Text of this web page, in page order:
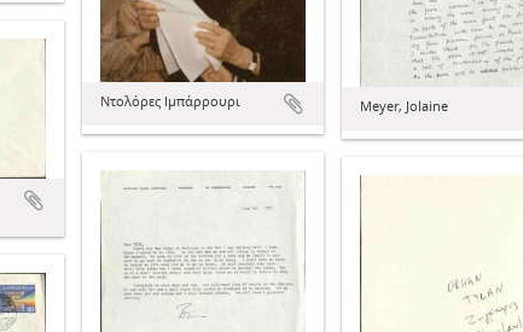
Meyer, Jolaine
Ντολόρες Ιμπάρρουρι